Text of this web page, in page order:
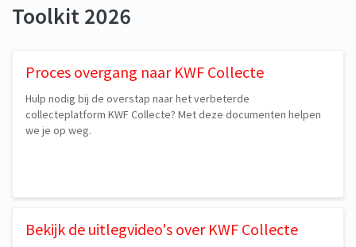
Toolkit 2026
Proces overgang naar KWF Collecte
Hulp nodig bij de overstap naar het verbeterde
collecteplatform KWF Collecte? Met deze documenten helpen
we je op weg.
Bekijk de uitlegvideo's over KWF Collecte